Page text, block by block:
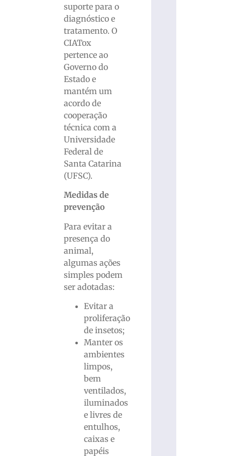
suporte para o
diagnóstico e
tratamento. O
CIATox
pertence ao
Governo do
Estado e
mantém um
acordo de
cooperação
técnica com a
Universidade
Federal de
Santa Catarina
(UFSC).
Medidas de
prevenção
Para evitar a
presença do
animal,
algumas ações
simples podem
ser adotadas:
Evitar a
proliferação
de insetos;
Manter os
ambientes
limpos,
bem
ventilados,
iluminados
e livres de
entulhos,
caixas e
papéis